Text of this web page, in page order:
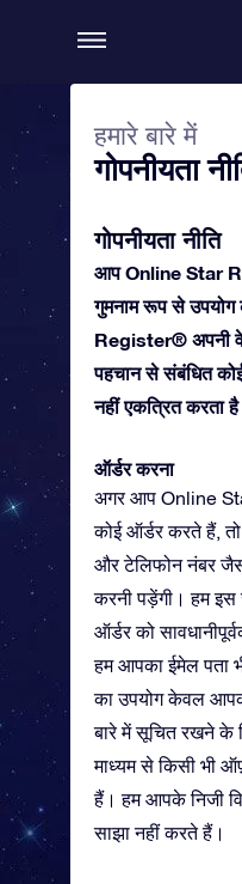
हमारे बारे में
गोपनीयता
गोपनीयता नीति
आप Online Star
गुमनाम रूप से
Register® अपनी
पहचान से संबंधित
नहीं एकत्रित करता
ऑर्डर करना
अगर आप Online
कोई ऑर्डर करते हैं,
और टेलिफोन नंबर
करनी पड़ेंगी। हम
ऑर्डर को
हम आपका ईमेल पता
का उपयोग केवल
बारे में सूचित रखने के
माध्यम से किसी भी
हैं। हम आपके निजी
साझा नहीं करते हैं।